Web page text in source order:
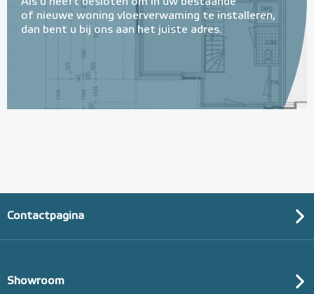
14mm PE-RT Buis 14mm x
€ 750,00
of nieuwe woning vloerverwaming te installeren,
dan bent u bij ons aan het juiste adres.
Contactpagina
Showroom